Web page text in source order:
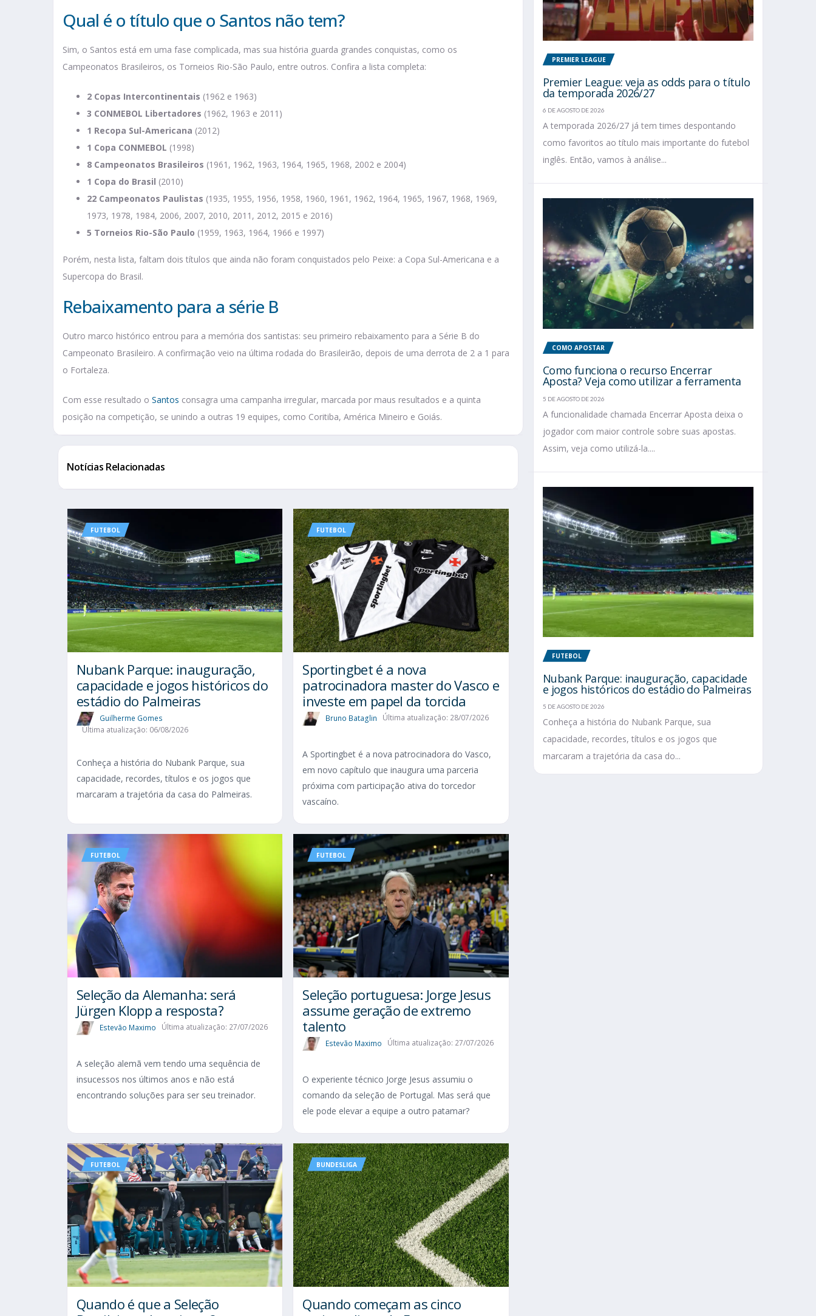
Qual é o título que o Santos não tem?
Sim, o Santos está em uma fase complicada, mas sua história guarda grandes conquistas, como os
Campeonatos Brasileiros, os Torneios Rio-São Paulo, entre outros. Confira a lista completa:
2 Copas Intercontinentais (1962 e 1963)
3 CONMEBOL Libertadores (1962, 1963 e 2011)
1 Recopa Sul-Americana (2012)
1 Copa CONMEBOL (1998)
8 Campeonatos Brasileiros (1961, 1962, 1963, 1964, 1965, 1968, 2002 e 2004)
1 Copa do Brasil (2010)
22 Campeonatos Paulistas (1935, 1955, 1956, 1958, 1960, 1961, 1962, 1964, 1965, 1967, 1968, 1969,
1973, 1978, 1984, 2006, 2007, 2010, 2011, 2012, 2015 e 2016)
5 Torneios Rio-São Paulo (1959, 1963, 1964, 1966 e 1997)
Porém, nesta lista, faltam dois títulos que ainda não foram conquistados pelo Peixe: a Copa Sul-Americana e a
Supercopa do Brasil.
Rebaixamento para a série B
Outro marco histórico entrou para a memória dos santistas: seu primeiro rebaixamento para a Série B do
Campeonato Brasileiro. A confirmação veio na última rodada do Brasileirão, depois de uma derrota de 2 a 1 para
o Fortaleza.
Com esse resultado o Santos consagra uma campanha irregular, marcada por maus resultados e a quinta
posição na competição, se unindo a outras 19 equipes, como Coritiba, América Mineiro e Goiás.
Notícias Relacionadas
FUTEBOL
Nubank Parque: inauguração,
capacidade e jogos históricos do
estádio do Palmeiras
Guilherme Gomes
Última atualização: 06/08/2026
Conheça a história do Nubank Parque, sua
capacidade, recordes, títulos e os jogos que
marcaram a trajetória da casa do Palmeiras.
FUTEBOL
Sportingbet é a nova
patrocinadora master do Vasco e
investe em papel da torcida
Bruno Bataglin Última atualização: 28/07/2026
A Sportingbet é a nova patrocinadora do Vasco,
em novo capítulo que inaugura uma parceria
próxima com participação ativa do torcedor
vascaíno.
FUTEBOL
Seleção da Alemanha: será
Jürgen Klopp a resposta?
Estevão Maximo Última atualização: 27/07/2026
A seleção alemã vem tendo uma sequência de
insucessos nos últimos anos e não está
encontrando soluções para ser seu treinador.
FUTEBOL
Seleção portuguesa: Jorge Jesus
assume geração de extremo
talento
Estevão Maximo Última atualização: 27/07/2026
O experiente técnico Jorge Jesus assumiu o
comando da seleção de Portugal. Mas será que
ele pode elevar a equipe a outro patamar?
FUTEBOL
Quando é que a Seleção
BUNDESLIGA
Quando começam as cinco
PREMIER LEAGUE
Premier League: veja as odds para o título
da temporada 2026/27
6 DE AGOSTO DE 2026
A temporada 2026/27 já tem times despontando
como favoritos ao título mais importante do futebol
inglês. Então, vamos à análise...
COMO APOSTAR
Como funciona o recurso Encerrar
Aposta? Veja como utilizar a ferramenta
5 DE AGOSTO DE 2026
A funcionalidade chamada Encerrar Aposta deixa o
jogador com maior controle sobre suas apostas.
Assim, veja como utilizá-la....
FUTEBOL
Nubank Parque: inauguração, capacidade
e jogos históricos do estádio do Palmeiras
5 DE AGOSTO DE 2026
Conheça a história do Nubank Parque, sua
capacidade, recordes, títulos e os jogos que
marcaram a trajetória da casa do...